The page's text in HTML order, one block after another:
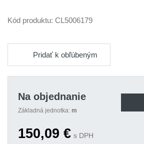
Kód produktu: CL5006179
Pridať k obľúbeným
Na objednanie
Základná jednotka: m
150,09 € s DPH